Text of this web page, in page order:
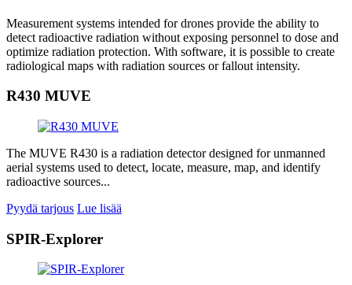
Measurement systems intended for drones provide the ability to
detect radioactive radiation without exposing personnel to dose and
optimize radiation protection. With software, it is possible to create
radiological maps with radiation sources or fallout intensity.
R430 MUVE
The MUVE R430 is a radiation detector designed for unmanned
aerial systems used to detect, locate, measure, map, and identify
radioactive sources...
Pyydä tarjous Lue lisää
SPIR-Explorer